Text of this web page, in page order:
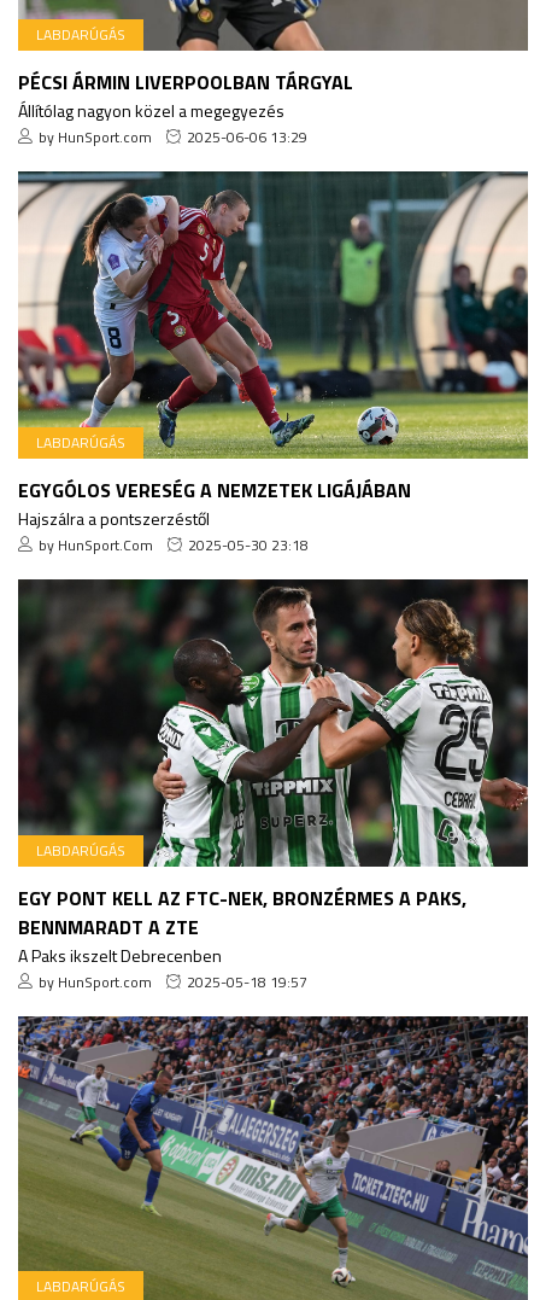
LABDARÚGÁS
PÉCSI ÁRMIN LIVERPOOLBAN TÁRGYAL
Állítólag nagyon közel a megegyezés
by HunSport.com 2025-06-06 13:29
LABDARÚGÁS
EGYGÓLOS VERESÉG A NEMZETEK LIGÁJÁBAN
Hajszálra a pontszerzéstől
by HunSport.Com 2025-05-30 23:18
LABDARÚGÁS
EGY PONT KELL AZ FTC-NEK, BRONZÉRMES A PAKS,
BENNMARADT A ZTE
A Paks ikszelt Debrecenben
by HunSport.com 2025-05-18 19:57
LABDARÚGÁS